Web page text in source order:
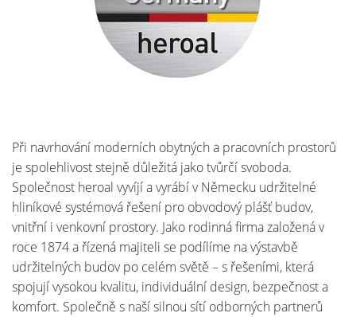
Při navrhování moderních obytných a pracovních prostorů
je spolehlivost stejně důležitá jako tvůrčí svoboda.
Společnost heroal vyvíjí a vyrábí v Německu udržitelné
hliníkové systémová řešení pro obvodový plášť budov,
vnitřní i venkovní prostory. Jako rodinná firma založená v
roce 1874 a řízená majiteli se podílíme na výstavbě
udržitelných budov po celém světě – s řešeními, která
spojují vysokou kvalitu, individuální design, bezpečnost a
komfort. Společně s naší silnou sítí odborných partnerů